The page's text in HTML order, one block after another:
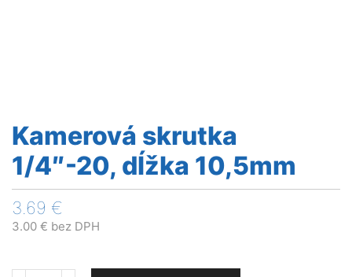
Kamerová skrutka
1/4″-20, dĺžka 10,5mm
3.69 €
3.00 € bez DPH